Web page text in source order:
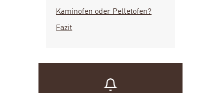
Kaminofen oder Pelletofen?
Fazit